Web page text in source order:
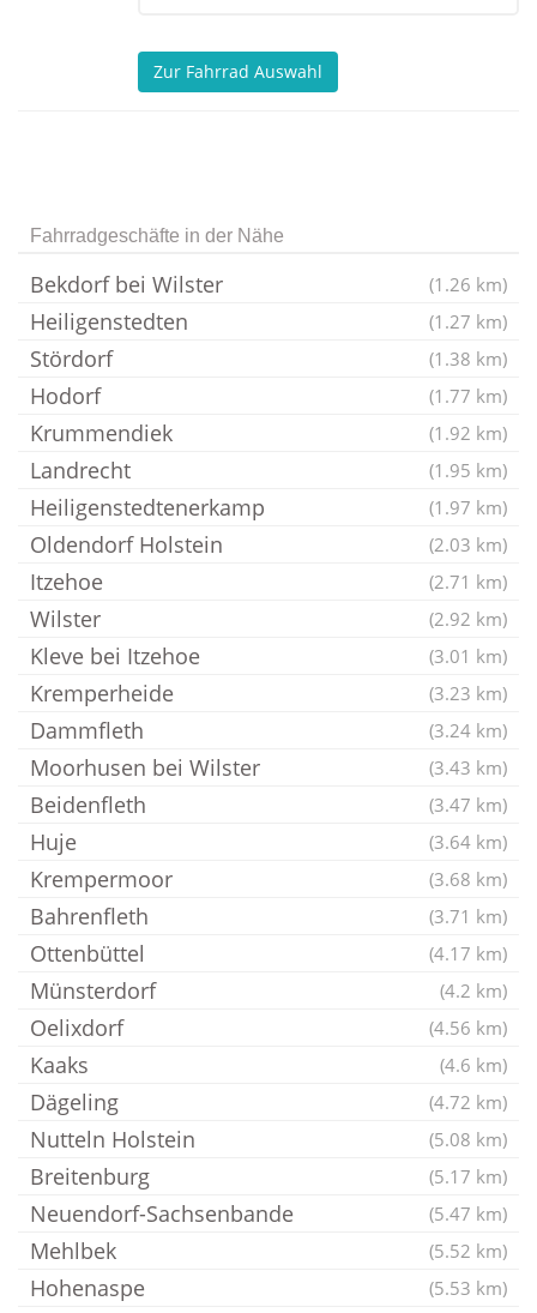
Zur Fahrrad Auswahl
Fahrradgeschäfte in der Nähe
Bekdorf bei Wilster (1.26 km)
Heiligenstedten (1.27 km)
Stördorf (1.38 km)
Hodorf (1.77 km)
Krummendiek (1.92 km)
Landrecht (1.95 km)
Heiligenstedtenerkamp (1.97 km)
Oldendorf Holstein (2.03 km)
Itzehoe (2.71 km)
Wilster (2.92 km)
Kleve bei Itzehoe (3.01 km)
Kremperheide (3.23 km)
Dammfleth (3.24 km)
Moorhusen bei Wilster (3.43 km)
Beidenfleth (3.47 km)
Huje (3.64 km)
Krempermoor (3.68 km)
Bahrenfleth (3.71 km)
Ottenbüttel (4.17 km)
Münsterdorf (4.2 km)
Oelixdorf (4.56 km)
Kaaks (4.6 km)
Dägeling (4.72 km)
Nutteln Holstein (5.08 km)
Breitenburg (5.17 km)
Neuendorf-Sachsenbande (5.47 km)
Mehlbek (5.52 km)
Hohenaspe (5.53 km)